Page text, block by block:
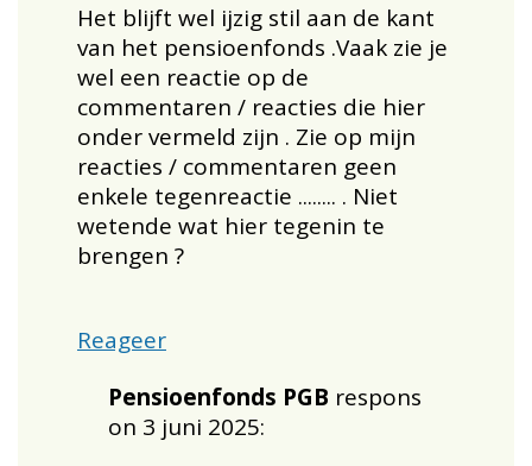
Het blijft wel ijzig stil aan de kant
van het pensioenfonds .Vaak zie je
wel een reactie op de
commentaren / reacties die hier
onder vermeld zijn . Zie op mijn
reacties / commentaren geen
enkele tegenreactie ........ . Niet
wetende wat hier tegenin te
brengen ?
Reageer
Pensioenfonds PGB respons
on 3 juni 2025: